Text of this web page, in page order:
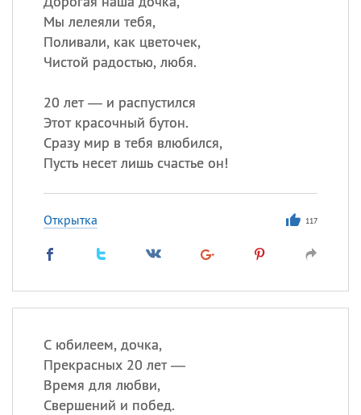
Мы лелеяли тебя,
Поливали, как цветочек,
Чистой радостью, любя.
20 лет — и распустился
Этот красочный бутон.
Сразу мир в тебя влюбился,
Пусть несет лишь счастье он!
Открытка 117
С юбилеем, дочка,
Прекрасных 20 лет —
Время для любви,
Свершений и побед.